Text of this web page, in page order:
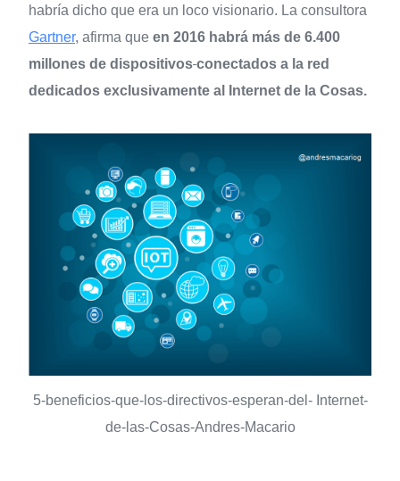
habría dicho que era un loco visionario. La consultora
Gartner, afirma que en 2016 habrá más de 6.400
millones de dispositivos conectados a la red
dedicados exclusivamente al Internet de la Cosas.
5-beneficios-que-los-directivos-esperan-del- Internet-
de-las-Cosas-Andres-Macario